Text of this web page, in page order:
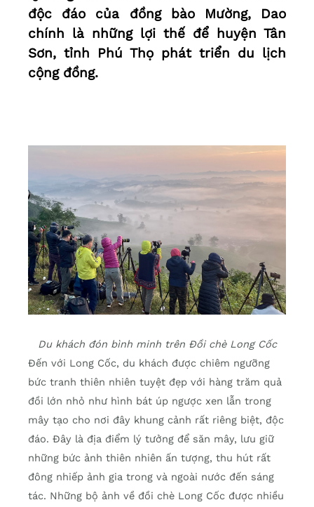
độc đáo của đồng bào Mường, Dao
chính là những lợi thế để huyện Tân
Sơn, tỉnh Phú Thọ phát triển du lịch
cộng đồng.
Du khách đón bình minh trên Đồi chè Long Cốc
Đến với Long Cốc, du khách được chiêm ngưỡng
bức tranh thiên nhiên tuyệt đẹp với hàng trăm quả
đồi lớn nhỏ như hình bát úp ngược xen lẫn trong
mây tạo cho nơi đây khung cảnh rất riêng biệt, độc
đáo. Đây là địa điểm lý tưởng để săn mây, lưu giữ
những bức ảnh thiên nhiên ấn tượng, thu hút rất
đông nhiếp ảnh gia trong và ngoài nước đến sáng
tác. Những bộ ảnh về đồi chè Long Cốc được nhiều